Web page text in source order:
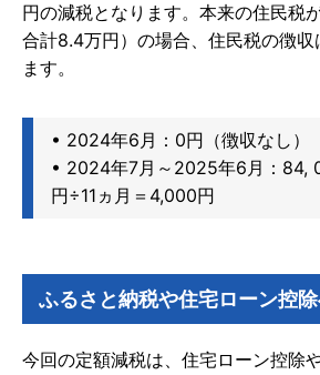
円の減税となります。本来の住民税
合計8.4万円）の場合、住民税の徴収
ます。
• 2024年6月：0円（徴収なし）
• 2024年7月～2025年6月：84,
円÷11ヵ月＝4,000円
ふるさと納税や住宅ローン控
今回の定額減税は、住宅ローン控除